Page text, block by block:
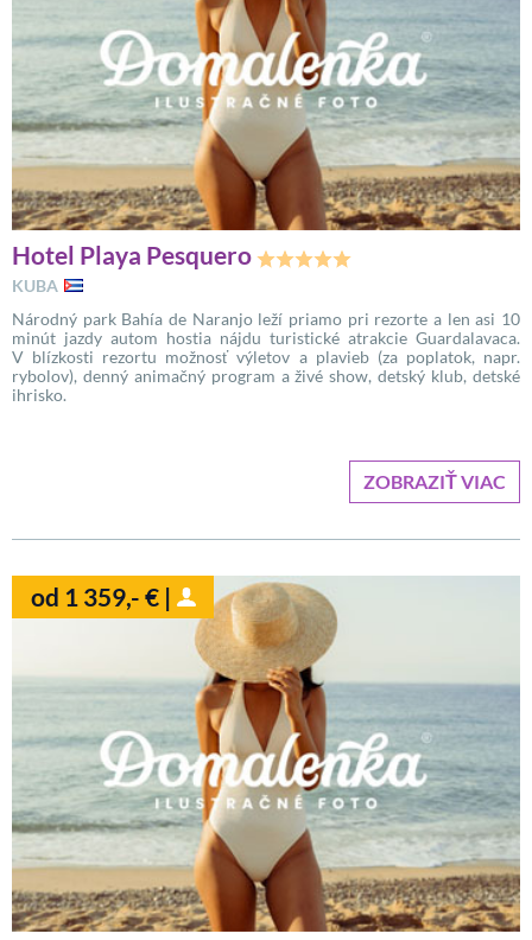
Hotel Playa Pesquero
KUBA
Národný park Bahía de Naranjo leží priamo pri rezorte a len asi 10
minút jazdy autom hostia nájdu turistické atrakcie Guardalavaca.
V blízkosti rezortu možnosť výletov a plavieb (za poplatok, napr.
rybolov), denný animačný program a živé show, detský klub, detské
ihrisko.
ZOBRAZIŤ VIAC
od 1 359,- € |